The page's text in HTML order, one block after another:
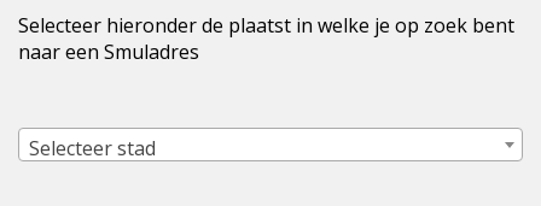
Selecteer hieronder de plaatst in welke je op zoek bent
naar een Smuladres
Selecteer stad